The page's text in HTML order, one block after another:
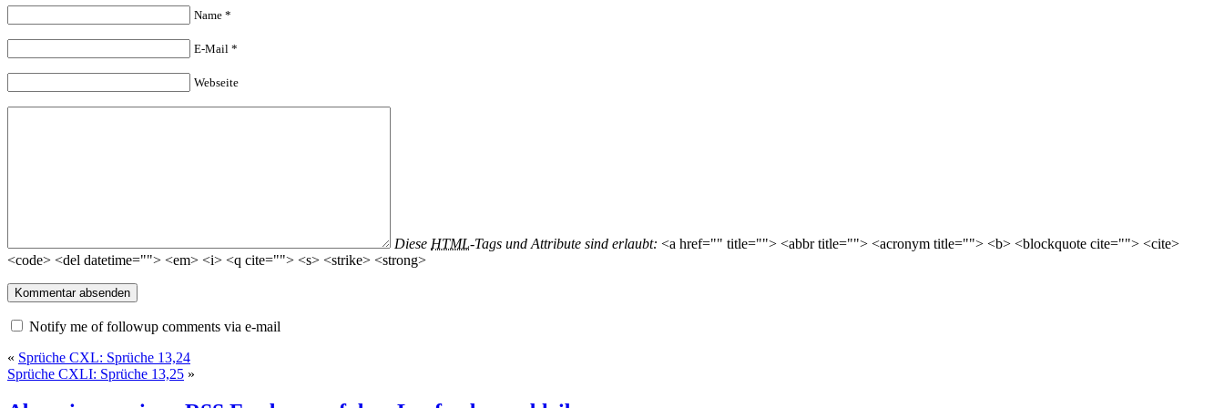
Name *
E-Mail *
Webseite
Diese HTML-Tags und Attribute sind erlaubt: <a href="" title=""> <abbr title=""> <acronym title=""> <b> <blockquote cite=""> <cite>
<code> <del datetime=""> <em> <i> <q cite=""> <s> <strike> <strong>
Notify me of followup comments via e-mail
« Sprüche CXL: Sprüche 13,24
Sprüche CXLI: Sprüche 13,25 »